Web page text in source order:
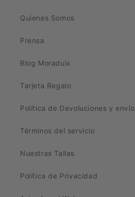
Quienes Somos
Prensa
Blog Moraduix
Tarjeta Regalo
Política de Devoluciones y envío
Términos del servicio
Nuestras Tallas
Política de Privacidad